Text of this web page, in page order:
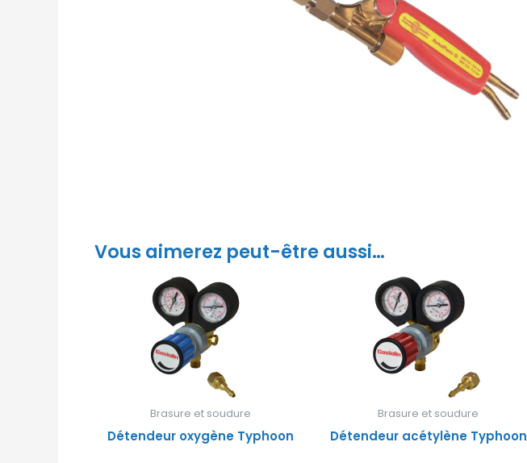
Vous aimerez peut-être aussi…
Brasure et soudure
Détendeur oxygène Typhoon
Brasure et soudure
Détendeur acétylène Typhoon